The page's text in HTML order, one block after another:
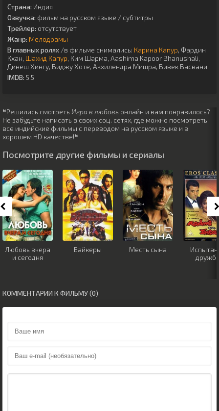
Страна: Индия
Озвучка: фильм на русском языке / субтитры
Трейлер: отсутствует
Жанр: Мелодрамы
В главных ролях /в фильме снимались: Карина Капур, Фардин
Кхан, Шахид Капур, Ким Шарма, Aashima Kapoor Bhanushali,
Динеш Хингу, Виджу Хоте, Акхилендра Мишра, Вивек Васвани
IMDB: 5.5
❝Решились смотреть Игра в любовь онлайн и вам понравилось?
Не забудьте написать в своих соц. сетях, где можно посмотреть
все индийские фильмы с переводом на русском языке и в
хорошем HD качестве!❝
Посмотрите другие фильмы и сериалы
Любовь вчера
и сегодня
Байкеры Месть сына
КОММЕНТАРИИ К ФИЛЬМУ (0)